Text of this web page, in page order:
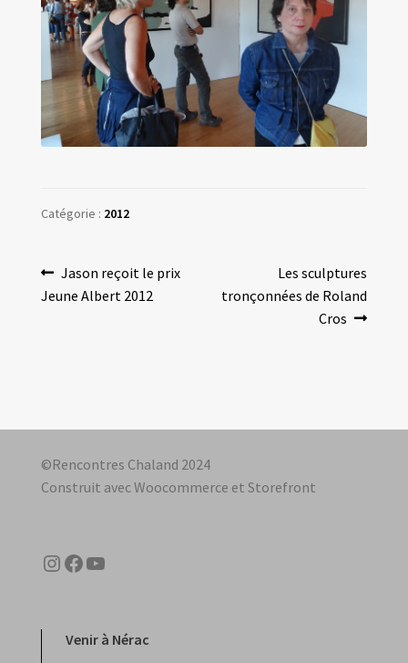
Catégorie : 2012
Navigation
de
Article
précédent :
Jason reçoit le prix
Jeune Albert 2012
Article
suivant :
Les sculptures
tronçonnées de Roland
Cros
©Rencontres Chaland 2024
Construit avec Woocommerce et Storefront
Instagram
Facebook
YouTube
Venir à Nérac